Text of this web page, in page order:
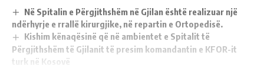
Në Spitalin e Përgjithshëm në Gjilan është realizuar një
ndërhyrje e rrallë kirurgjike, në repartin e Ortopedisë.
Kishim kënaqësinë që në ambientet e Spitalit të
Përgjithshëm të Gjilanit të presim komandantin e KFOR-it
turk në Kosovë